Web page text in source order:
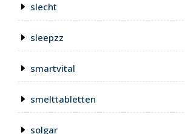
slecht
sleepzz
smartvital
smelttabletten
solgar